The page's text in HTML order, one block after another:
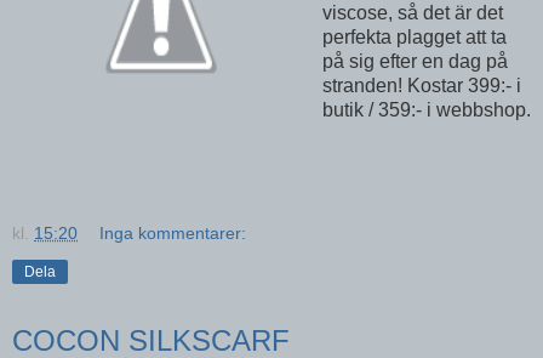
viscose, så det är det
perfekta plagget att ta
på sig efter en dag på
stranden! Kostar 399:- i
butik / 359:- i webbshop.
kl. 15:20 Inga kommentarer:
Dela
COCON SILKSCARF